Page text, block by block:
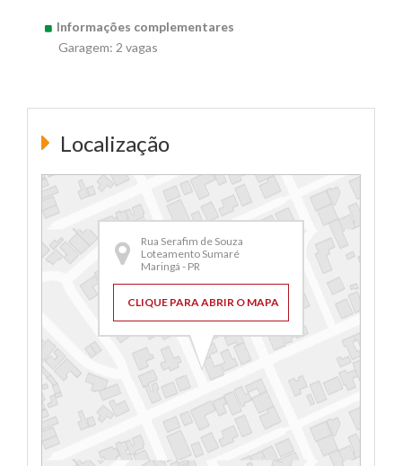
Informações complementares
Garagem: 2 vagas
Localização
Rua Serafim de Souza
Loteamento Sumaré
Maringá - PR
CLIQUE PARA ABRIR O MAPA